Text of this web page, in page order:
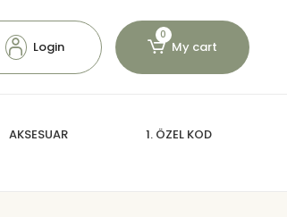
Login
0
My cart
AKSESUAR 1. ÖZEL KOD